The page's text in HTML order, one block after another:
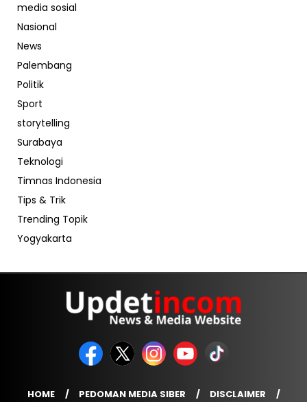
media sosial
Nasional
News
Palembang
Politik
Sport
storytelling
Surabaya
Teknologi
Timnas Indonesia
Tips & Trik
Trending Topik
Yogyakarta
HOME PEDOMAN MEDIA SIBER
DISCLAIMER